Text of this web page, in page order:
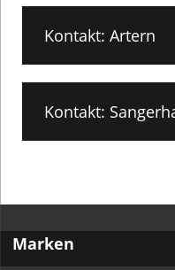
Kontakt: Artern
Kontakt:
Marken